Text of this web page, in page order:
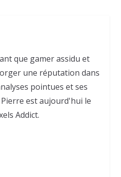
que gamer assidu et
une réputation dans
pointues et ses
est aujourd'hui le
Addict.